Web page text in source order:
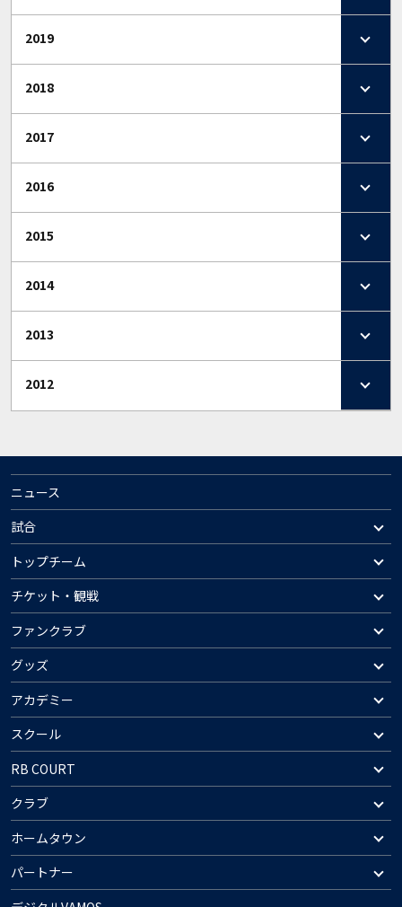
2019
2018
2017
2016
2015
2014
2013
2012
ニュース
試合
トップチーム
チケット・観戦
ファンクラブ
グッズ
アカデミー
スクール
RB COURT
クラブ
ホームタウン
パートナー